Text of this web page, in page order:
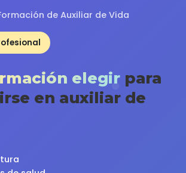
de Auxiliar de Vida
elegir para
en auxiliar de